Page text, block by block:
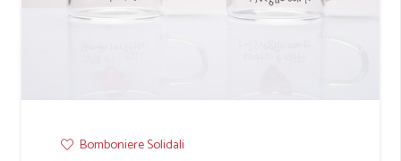
Bomboniere Solidali